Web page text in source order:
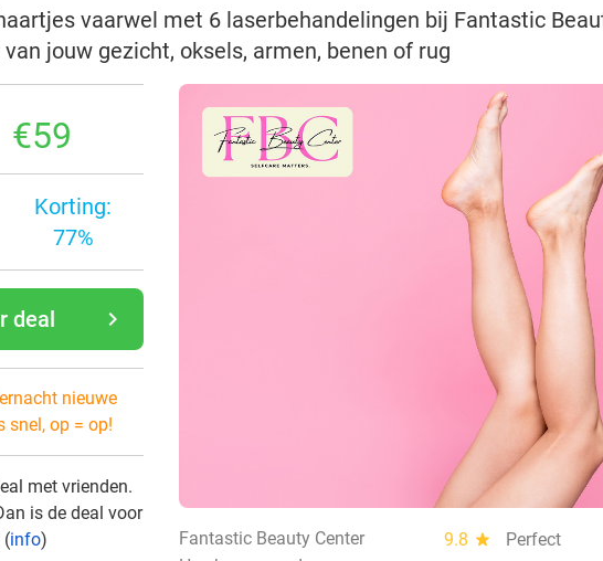
vaarwel met 6 laserbehandelingen bij Fantastic
jouw gezicht, oksels, armen, benen of rug
€59
Korting:
77%
navigate_next
deal
nieuwe
snel, op = op!
met vrienden.
is de deal voor
(info) Fantastic Beauty Center 9.8 star
Perfect